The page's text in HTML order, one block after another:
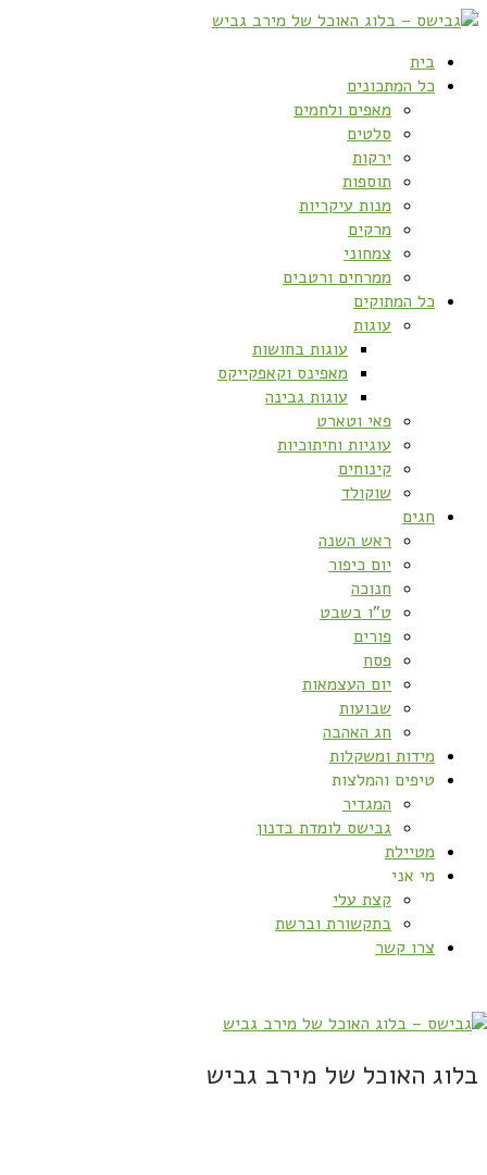
בית
כל המתכונים
מאפים ולחמים
סלטים
ירקות
תוספות
מנות עיקריות
מרקים
צמחוני
ממרחים ורטבים
כל המתוקים
עוגות
עוגות בחושות
מאפינס וקאפקייקס
עוגות גבינה
פאי וטארט
עוגיות וחיתוכיות
קינוחים
שוקולד
חגים
ראש השנה
יום כיפור
חנוכה
ט”ו בשבט
פורים
פסח
יום העצמאות
שבועות
חג האהבה
מידות ומשקלות
טיפים והמלצות
המגדיר
גבישס לומדת בדנון
מטיילת
מי אני
קצת עלי
בתקשורת וברשת
צרו קשר
בלוג האוכל של מירב גביש